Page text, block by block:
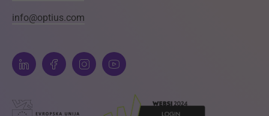
info@optius.com